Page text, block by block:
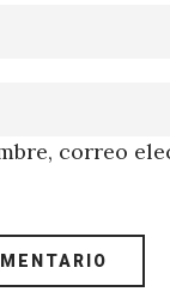
correo